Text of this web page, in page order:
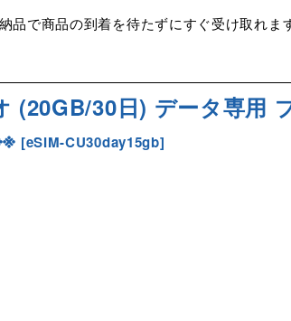
品で商品の到着を待たずにすぐ受け取れ
(20GB/30日) データ専用
[eSIM-CU30day15gb]